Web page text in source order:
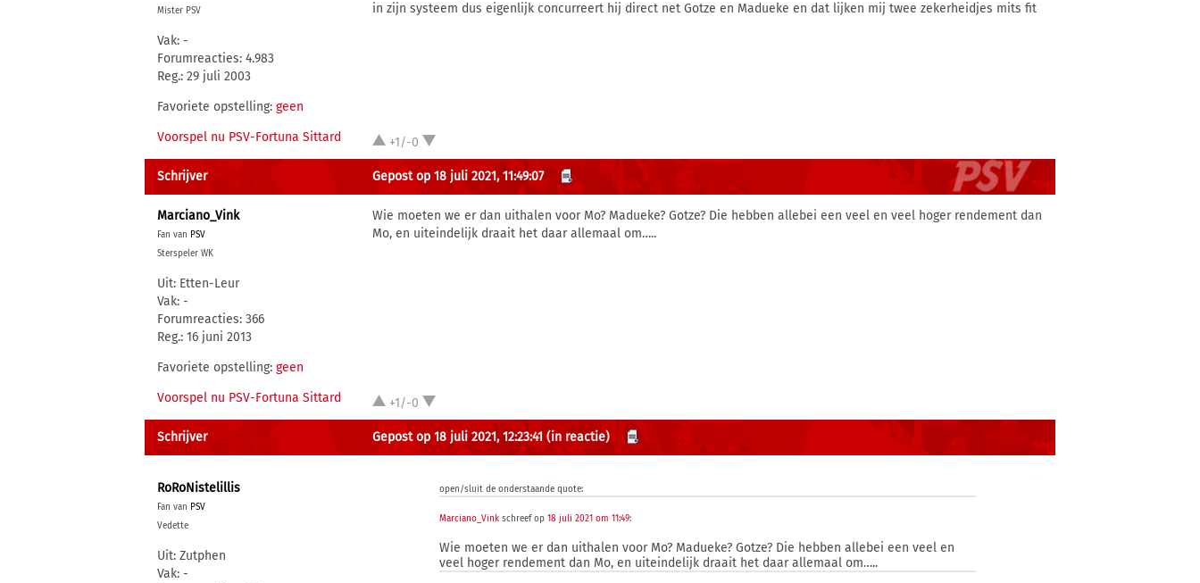
Mister PSV
Vak: -
Forumreacties: 4.983
Reg.: 29 juli 2003
Favoriete opstelling: geen
Voorspel nu PSV-Fortuna Sittard
in zijn systeem dus eigenlijk concurreert hij direct net Gotze en Madueke en dat lijken mij twee zekerheidjes mits fit
+1/-0
Schrijver Gepost op 18 juli 2021, 11:49:07
Marciano_Vink
Fan van PSV
Sterspeler WK
Uit: Etten-Leur
Vak: -
Forumreacties: 366
Reg.: 16 juni 2013
Favoriete opstelling: geen
Voorspel nu PSV-Fortuna Sittard
Wie moeten we er dan uithalen voor Mo? Madueke? Gotze? Die hebben allebei een veel en veel hoger rendement dan
Mo, en uiteindelijk draait het daar allemaal om…..
+1/-0
Schrijver Gepost op 18 juli 2021, 12:23:41 (in reactie)
RoRoNistelillis
Fan van PSV
Vedette
Uit: Zutphen
Vak: -
open/sluit de onderstaande quote:
Marciano_Vink schreef op18 juli 2021 om 11:49:
Wie moeten we er dan uithalen voor Mo? Madueke? Gotze? Die hebben allebei een veel en
veel hoger rendement dan Mo, en uiteindelijk draait het daar allemaal om…..